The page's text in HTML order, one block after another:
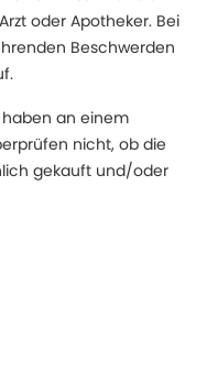
oder Apotheker. Bei
Beschwerden
an einem
nicht, ob die
gekauft und/oder